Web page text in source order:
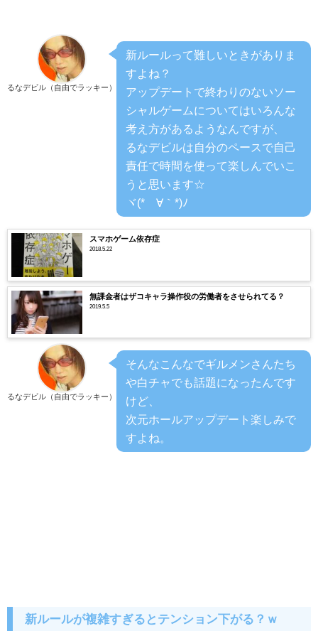
るなデビル（自由でラッキー）
新ルールって難しいときがありま
すよね？
アップデートで終わりのないソー
シャルゲームについてはいろんな
考え方があるようなんですが、
るなデビルは自分のペースで自己
責任で時間を使って楽しんでいこ
うと思います☆
ヾ(*´∀｀*)ﾉ
スマホゲーム依存症
2018.5.22
無課金者はザコキャラ操作役の労働者をさせられてる？
2019.5.5
るなデビル（自由でラッキー）
そんなこんなでギルメンさんたち
や白チャでも話題になったんです
けど、
次元ホールアップデート楽しみで
すよね。
新ルールが複雑すぎるとテンション下がる？ｗ